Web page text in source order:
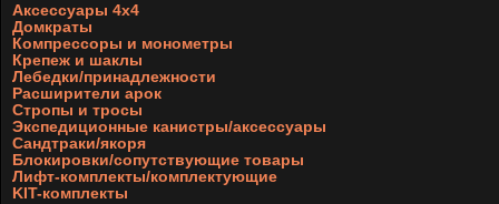
Аксессуары 4х4
Домкраты
Компрессоры и монометры
Крепеж и шаклы
Лебедки/принадлежности
Расширители арок
Стропы и тросы
Экспедиционные канистры/аксессуары
Сандтраки/якоря
Блокировки/сопутствующие товары
Лифт-комплекты/комплектующие
KIT-комплекты